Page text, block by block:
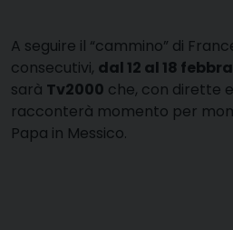
A seguire il “cammino” di
consecutivi, dal 12 al 18
sarà Tv2000 che, con dirette
racconterà momento per
Papa in Messico.